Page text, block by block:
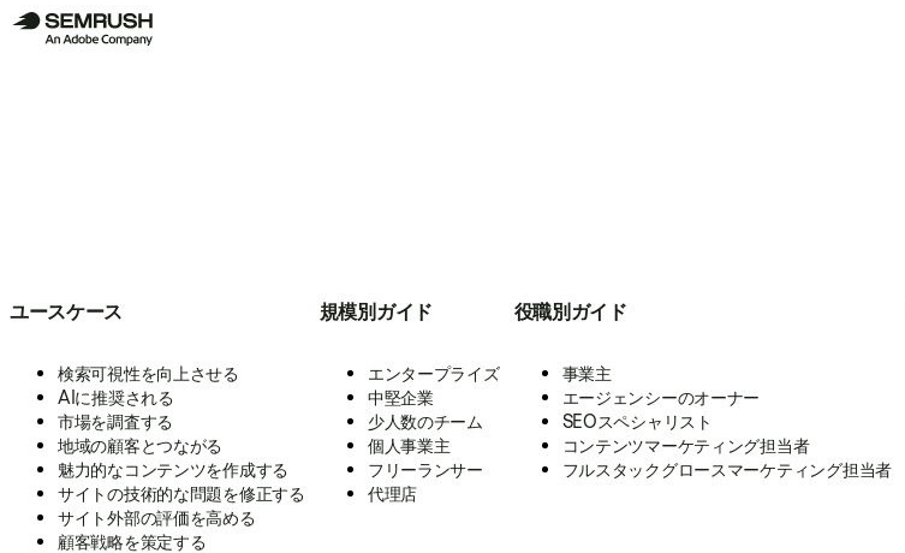
ユースケース
検索可視性を向上させる
AIに推奨される
市場を調査する
地域の顧客とつながる
魅力的なコンテンツを作成する
サイトの技術的な問題を修正する
サイト外部の評価を高める
顧客戦略を策定する
規模別ガイド
エンタープライズ
中堅企業
少人数のチーム
個人事業主
フリーランサー
代理店
役職別ガイド
事業主
エージェンシーのオーナー
SEOスペシャリスト
コンテンツマーケティング担当者
フルスタックグロースマーケティング担当者